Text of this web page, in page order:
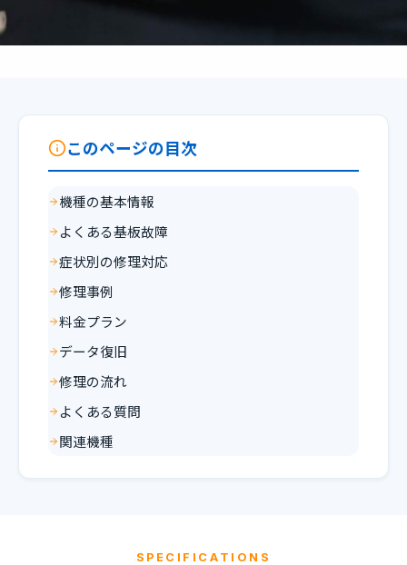
このページの目次
機種の基本情報
よくある基板故障
症状別の修理対応
修理事例
料金プラン
データ復旧
修理の流れ
よくある質問
関連機種
SPECIFICATIONS